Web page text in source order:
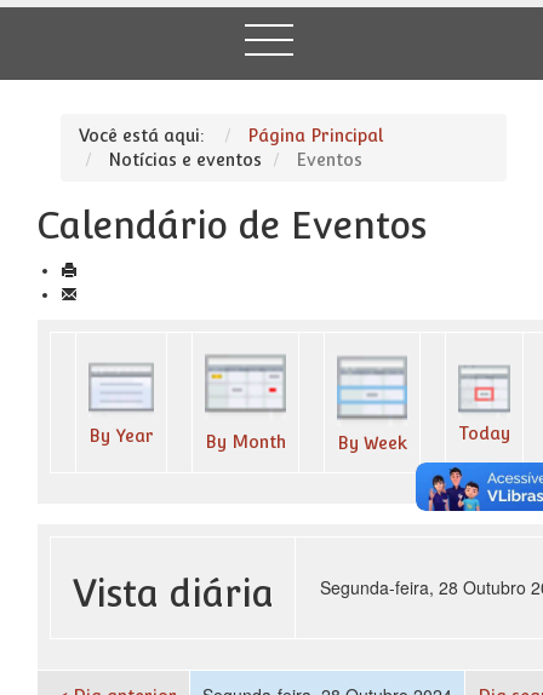
Você está aqui:
Página Principal
Notícias e eventos
Eventos
Calendário de Eventos
By Year By Month By Week
Today
Vista diária Segunda-feira, 28 Outubro